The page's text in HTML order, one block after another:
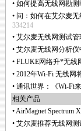
• 如何提高无线网勘
• 问：如何在艾尔麦无
334214
• 艾尔麦无线网测试
• 艾尔麦无线网分析仪
• FLUKE网络升*无线
• 2012年Wi-Fi 无线网
• 通讯世界：《Wi-Fi
相关产品
•AirMagnet Spectrum
• 艾尔麦推荐无线网